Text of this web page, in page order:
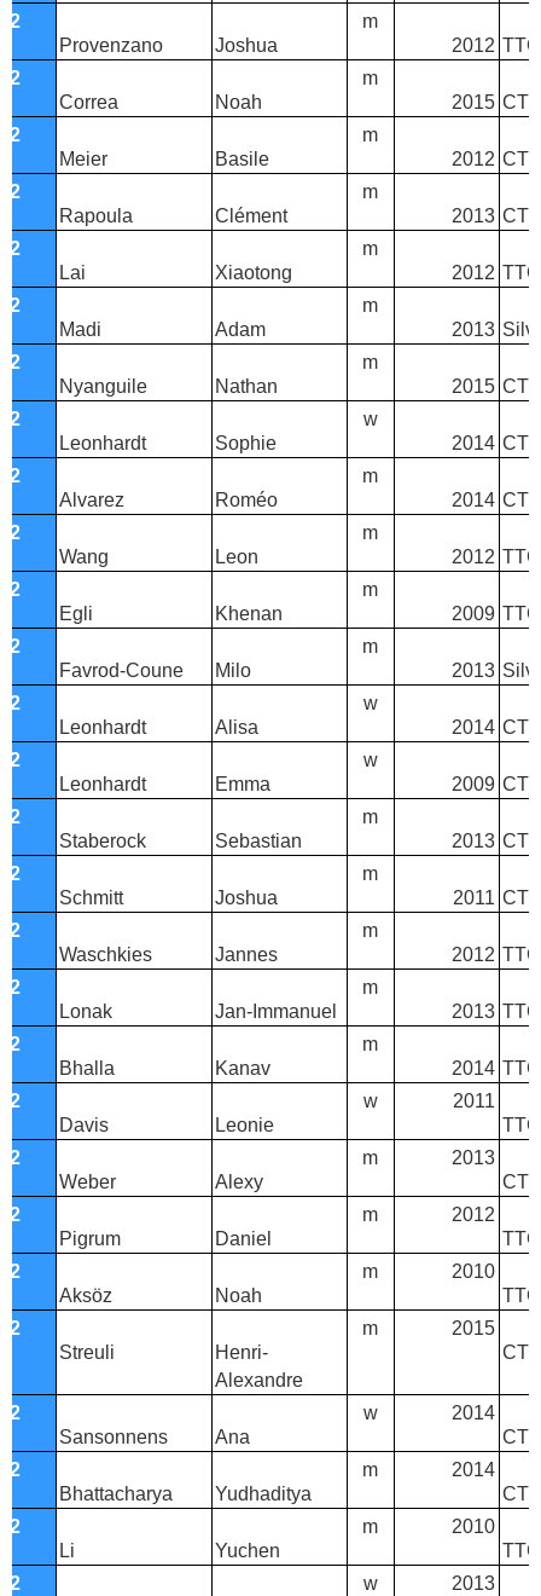
Provenzano
Joshua
m
2012
Correa
Noah
m
2015
Meier
Basile
m
2012
Rapoula
Clément
m
2013
Lai
Xiaotong
m
2012
Madi
Adam
m
2013
Nyanguile
Nathan
m
2015
Leonhardt
Sophie
w
2014
Alvarez
Roméo
m
2014
Wang
Leon
m
2012
Egli
Khenan
m
2009
Favrod-Coune
Milo
m
2013
Leonhardt
Alisa
w
2014
Leonhardt
Emma
w
2009
Staberock
Sebastian
m
2013
Schmitt
Joshua
m
2011
Waschkies
Jannes
m
2012
Lonak
Jan-Immanuel
m
2013
Bhalla
Kanav
m
2014
Davis
Leonie
w
2011
Weber
Alexy
m
2013
Pigrum
Daniel
m
2012
Aksöz
Noah
m
2010
Streuli
Henri-
Alexandre
m
2015
Sansonnens
Ana
w
2014
Bhattacharya
Yudhaditya
m
2014
Li
Yuchen
m
2010
w
2013